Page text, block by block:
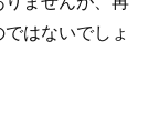
はないでしょ